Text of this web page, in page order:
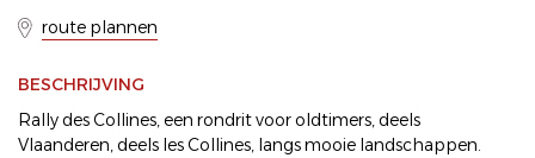
route plannen
BESCHRIJVING
Rally des Collines, een rondrit voor oldtimers, deels
Vlaanderen, deels les Collines, langs mooie landschappen.